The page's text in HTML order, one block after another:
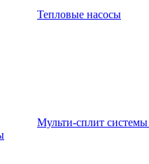
Тепловые насосы
Мульти-сплит